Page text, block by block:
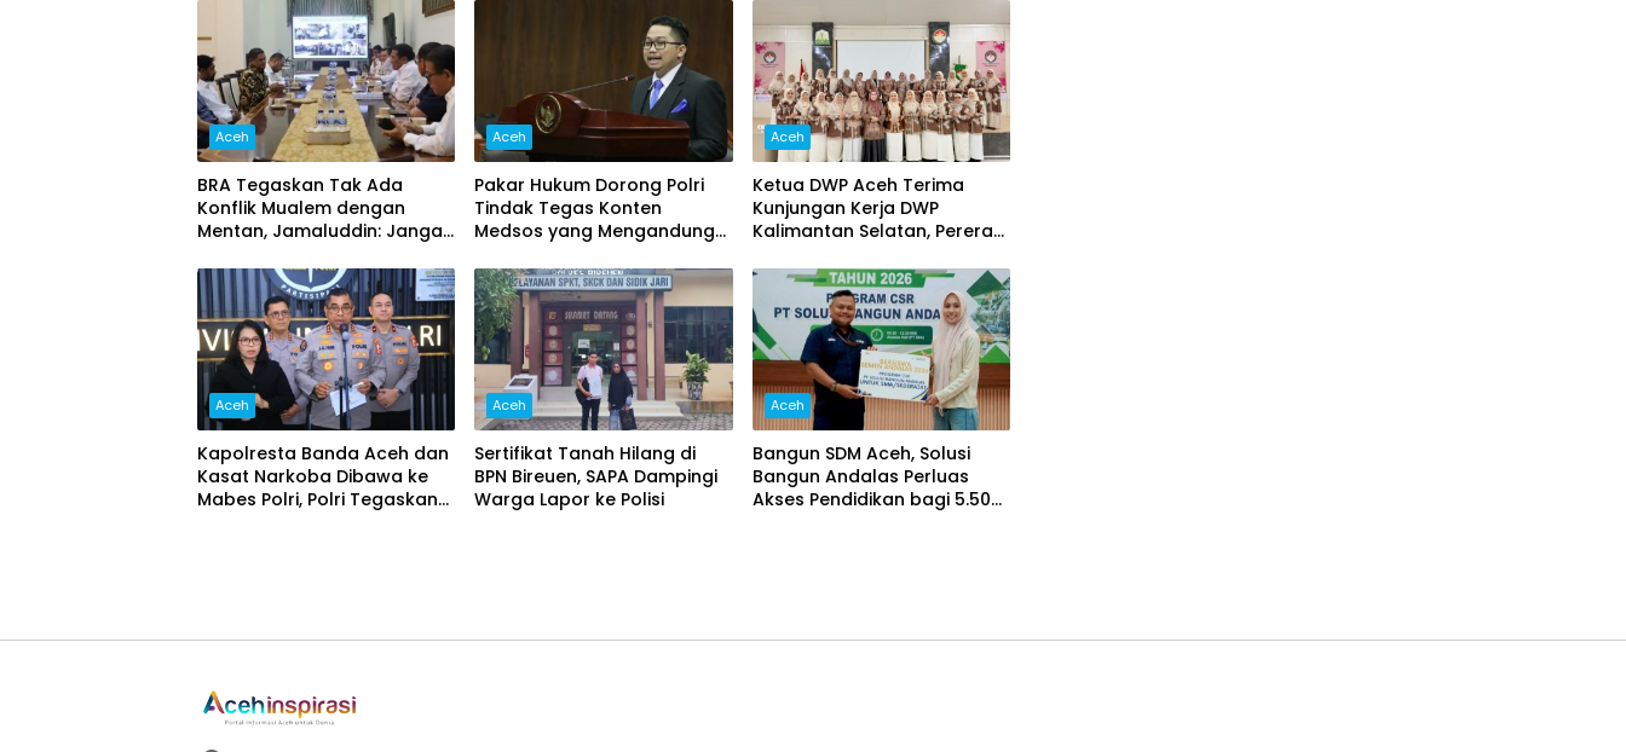
Aceh
BRA Tegaskan Tak Ada
Konflik Mualem dengan
Mentan, Jamaluddin: Jangan
Aceh
Pakar Hukum Dorong Polri
Tindak Tegas Konten
Medsos yang Mengandung
Aceh
Ketua DWP Aceh Terima
Kunjungan Kerja DWP
Kalimantan Selatan, Pererat
Aceh
Kapolresta Banda Aceh dan
Kasat Narkoba Dibawa ke
Mabes Polri, Polri Tegaskan
Aceh
Sertifikat Tanah Hilang di
BPN Bireuen, SAPA Dampingi
Warga Lapor ke Polisi
Aceh
Bangun SDM Aceh, Solusi
Bangun Andalas Perluas
Akses Pendidikan bagi 5.500